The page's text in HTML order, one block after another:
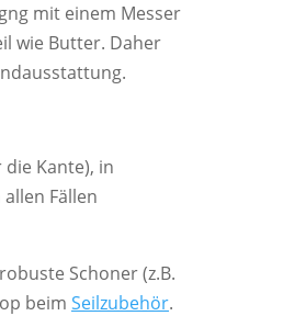
mit einem Messer
wie Butter. Daher
Kante), in
Fällen
Schoner (z.B.
beim Seilzubehör.